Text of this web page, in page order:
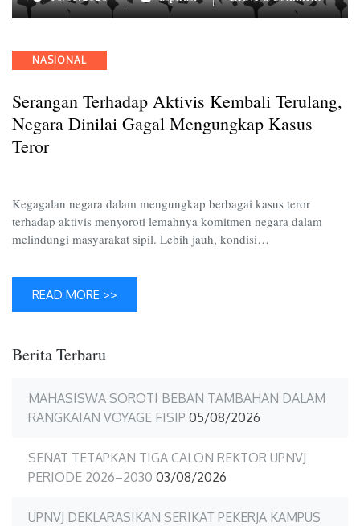
Negara
Categories
NASIONAL
Serangan Terhadap Aktivis Kembali Terulang,
Negara Dinilai Gagal Mengungkap Kasus
Teror
Kegagalan negara dalam mengungkap berbagai kasus teror
terhadap aktivis menyoroti lemahnya komitmen negara dalam
melindungi masyarakat sipil. Lebih jauh, kondisi…
READ MORE >>
Berita Terbaru
MAHASISWA SOROTI BEBAN TAMBAHAN DALAM
RANGKAIAN VOYAGE FISIP 05/08/2026
SENAT TETAPKAN TIGA CALON REKTOR UPNVJ
PERIODE 2026–2030 03/08/2026
UPNVJ DEKLARASIKAN SERIKAT PEKERJA KAMPUS